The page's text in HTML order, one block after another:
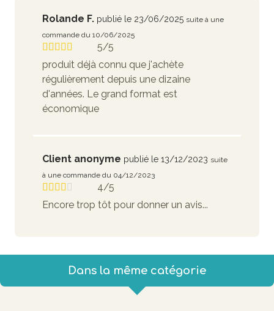
Rolande F. publié le 23/06/2025 suite à une
commande du 10/06/2025
5/5
produit déjà connu que j'achète
régulièrement depuis une dizaine
d'années. Le grand format est
économique
Client anonyme publié le 13/12/2023 suite
à une commande du 04/12/2023
4/5
Encore trop tôt pour donner un avis...
Dans la même catégorie